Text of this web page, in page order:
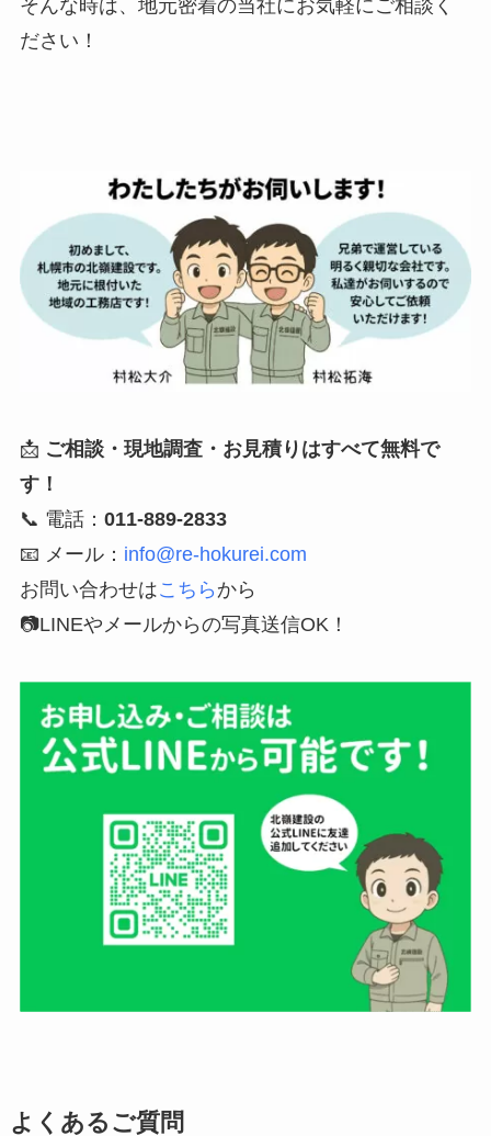
そんな時は、地元密着の当社にお気軽にご相談く
ださい！
📩 ご相談・現地調査・お見積りはすべて無料で
す！
📞 電話： 011-889-2833
📧 メール： info@re-hokurei.com
お問い合わせはこちら から
📷LINEやメールからの写真送信OK！
よくあるご質問